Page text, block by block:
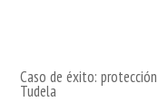
Caso de éxito:
Tudela